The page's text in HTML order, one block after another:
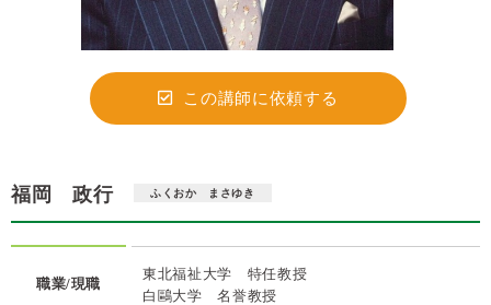
この講師に依頼する
福岡 政行 ふくおか まさゆき
職業/現職
東北福祉大学 特任教授
白鷗大学 名誉教授